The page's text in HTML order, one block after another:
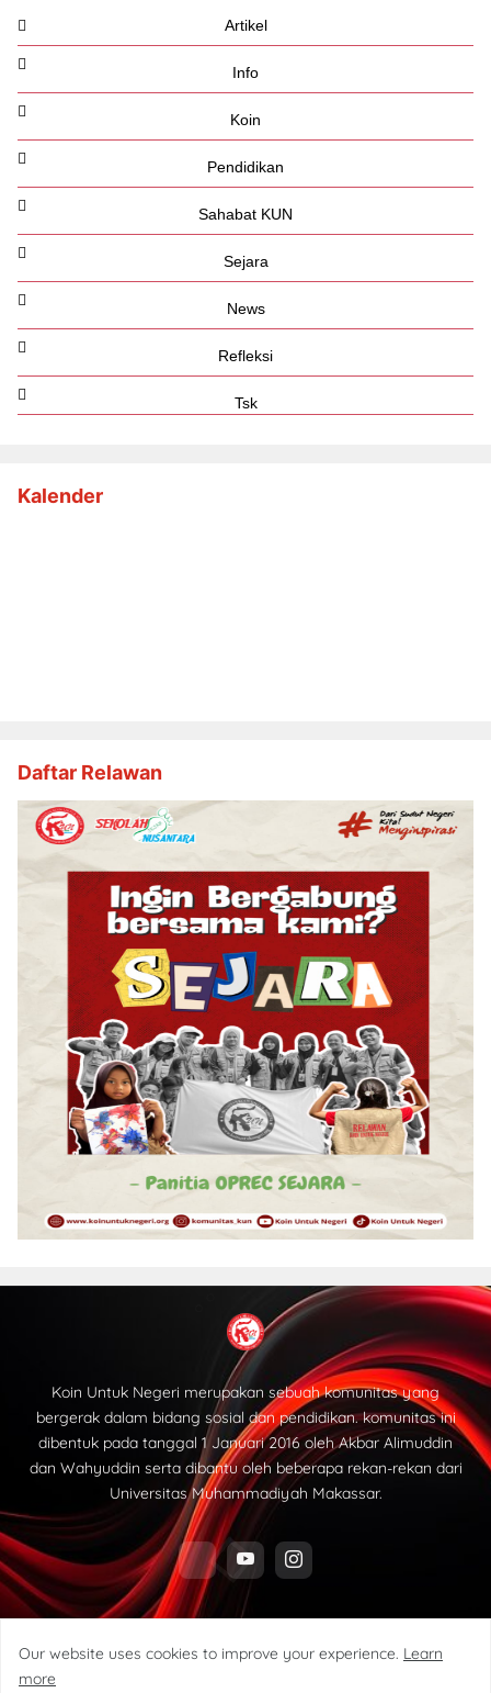
Artikel
Info
Koin
Pendidikan
Sahabat KUN
Sejara
News
Refleksi
Tsk
Kalender
Daftar Relawan
Koin Untuk Negeri merupakan sebuah komunitas yang
bergerak dalam bidang sosial dan pendidikan. komunitas ini
dibentuk pada tanggal 1 Januari 2016 oleh Akbar Alimuddin
dan Wahyuddin serta dibantu oleh beberapa rekan-rekan dari
Universitas Muhammadiyah Makassar.
Our website uses cookies to improve your experience. Learn
more